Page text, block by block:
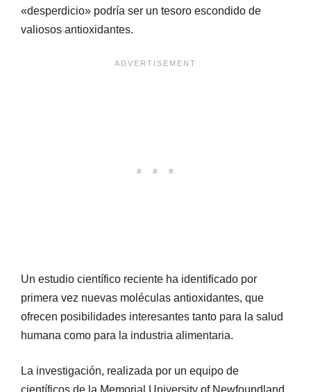
«desperdicio» podría ser un tesoro escondido de
valiosos antioxidantes.
Un estudio científico reciente ha identificado por
primera vez nuevas moléculas antioxidantes, que
ofrecen posibilidades interesantes tanto para la salud
humana como para la industria alimentaria.
La investigación, realizada por un equipo de
científicos de la Memorial University of Newfoundland,